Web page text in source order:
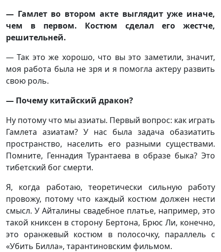
— Гамлет во втором акте выглядит уже иначе,
чем в первом. Костюм сделал его жестче,
решительней.
— Так это же хорошо, что вы это заметили, значит,
моя работа была не зря и я помогла актеру развить
свою роль.
— Почему китайский дракон?
Ну потому что мы азиаты. Первый вопрос: как играть
Гамлета азиатам? У нас была задача обазиатить
пространство, населить его разными существами.
Помните, Геннадия Турантаева в образе быка? Это
тибетский бог смерти.
Я, когда работаю, теоретически сильную работу
провожу, потому что каждый костюм должен нести
смысл. У Айталины свадебное платье, например, это
такой книксен в сторону Бертона, Брюс Ли, конечно,
это оранжевый костюм в полосочку, параллель с
«Убить Билла», тарантиновским фильмом.